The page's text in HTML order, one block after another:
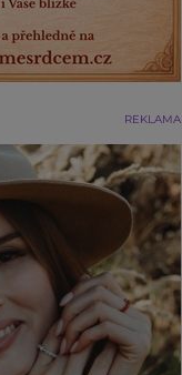
REKLAMA